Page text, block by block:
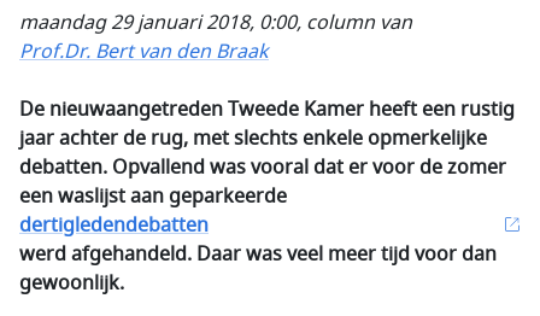
maandag 29 januari 2018, 0:00, column van
Prof.Dr. Bert van den Braak
De nieuwaangetreden Tweede Kamer heeft een rustig
jaar achter de rug, met slechts enkele opmerkelijke
debatten. Opvallend was vooral dat er voor de zomer
een waslijst aan geparkeerde
dertigledendebatten
werd afgehandeld. Daar was veel meer tijd voor dan
gewoonlijk.